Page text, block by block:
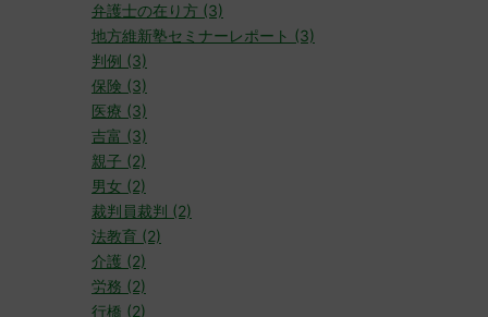
弁護士の在り方 (3)
地方維新塾セミナーレポート (3)
判例 (3)
保険 (3)
医療 (3)
吉富 (3)
親子 (2)
男女 (2)
裁判員裁判 (2)
法教育 (2)
介護 (2)
労務 (2)
行橋 (2)